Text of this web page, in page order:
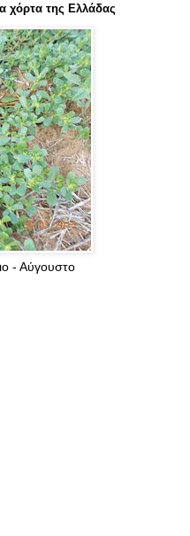
χόρτα της Ελλάδας
- Αύγουστο